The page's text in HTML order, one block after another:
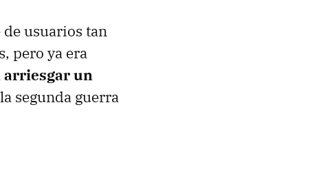
usuarios tan
pero ya era
un
segunda guerra